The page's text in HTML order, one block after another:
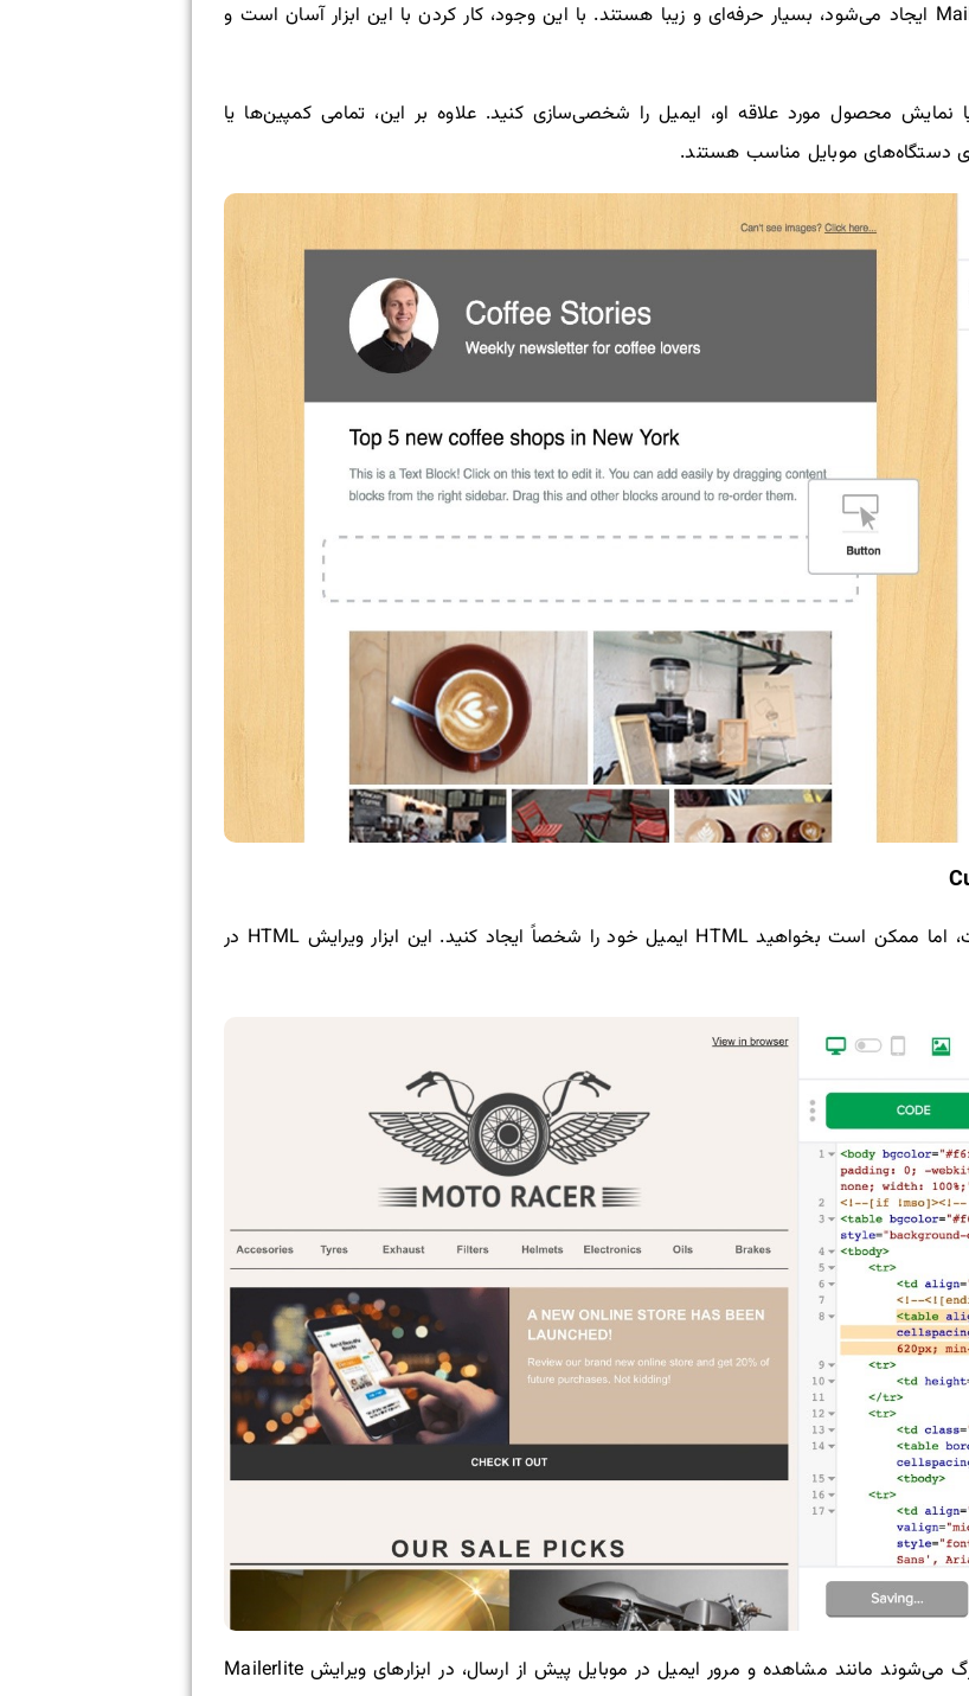
تمامی خبرنامه‌هایی که با این ابزار ویرایش در Mailerlite ایجاد می‌شود، بسیار حرفه‌ای و زیبا هستند. با این وجود، کار کردن با این ابزار آسان است و
نمایش محصول مورد علاقه او، ایمیل را شخصی‌سازی کنید. علاوه بر این، تمامی کمپین‌ها یا
با وجود اینکه استفاده از نرم‌افزار ویرایش آسان است، اما ممکن است بخواهید HTML ایمیل خود را شخصاً ایجاد کنید. این ابزار ویرایش HTML در
امکان ویرایش نکات ریزی که باعث ایجاد تغییرات بزرگ می‌شوند مانند مشاهده و مرور ایمیل در موبایل پیش از ارسال، در ابزارهای ویرایش Mailerlite